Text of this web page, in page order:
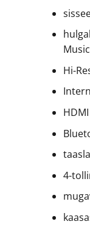
Hi-
4-